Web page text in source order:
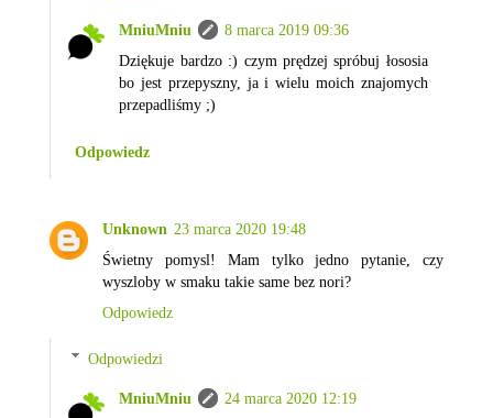
MniuMniu
8 marca 2019 09:36
Dziękuje bardzo :) czym prędzej spróbuj łososia
bo jest przepyszny, ja i wielu moich znajomych
przepadliśmy ;)
Odpowiedz
Unknown 23 marca 2020 19:48
Świetny pomysl! Mam tylko jedno pytanie, czy
wyszloby w smaku takie same bez nori?
Odpowiedz
Odpowiedzi
MniuMniu
24 marca 2020 12:19